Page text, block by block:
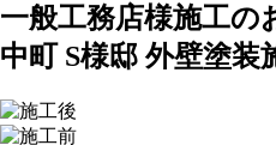
一般工務店様施工の
中町 S様邸 外壁塗装